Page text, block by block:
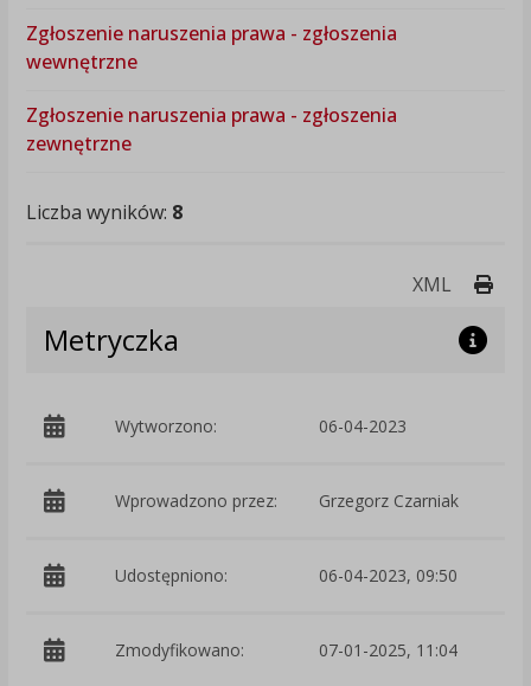
Zgłoszenie naruszenia prawa - zgłoszenia
wewnętrzne
Zgłoszenie naruszenia prawa - zgłoszenia
zewnętrzne
Liczba wyników: 8
XML
Metryczka
Wytworzono: 06-04-2023
Wprowadzono przez: Grzegorz Czarniak
Udostępniono: 06-04-2023, 09:50
Zmodyfikowano: 07-01-2025, 11:04